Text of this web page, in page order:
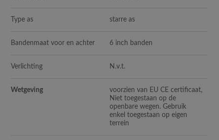
Type as starre as
Bandenmaat voor en achter 6 inch banden
Verlichting N.v.t.
Wetgeving
voorzien van EU CE certificaat,
Niet toegestaan op de
openbare wegen. Gebruik
enkel toegestaan op eigen
terrein